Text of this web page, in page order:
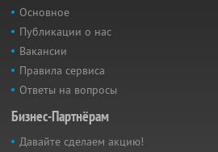
Основное
Публикации о нас
Вакансии
Правила сервиса
Ответы на вопросы
Бизнес-Партнёрам
Давайте сделаем акцию!